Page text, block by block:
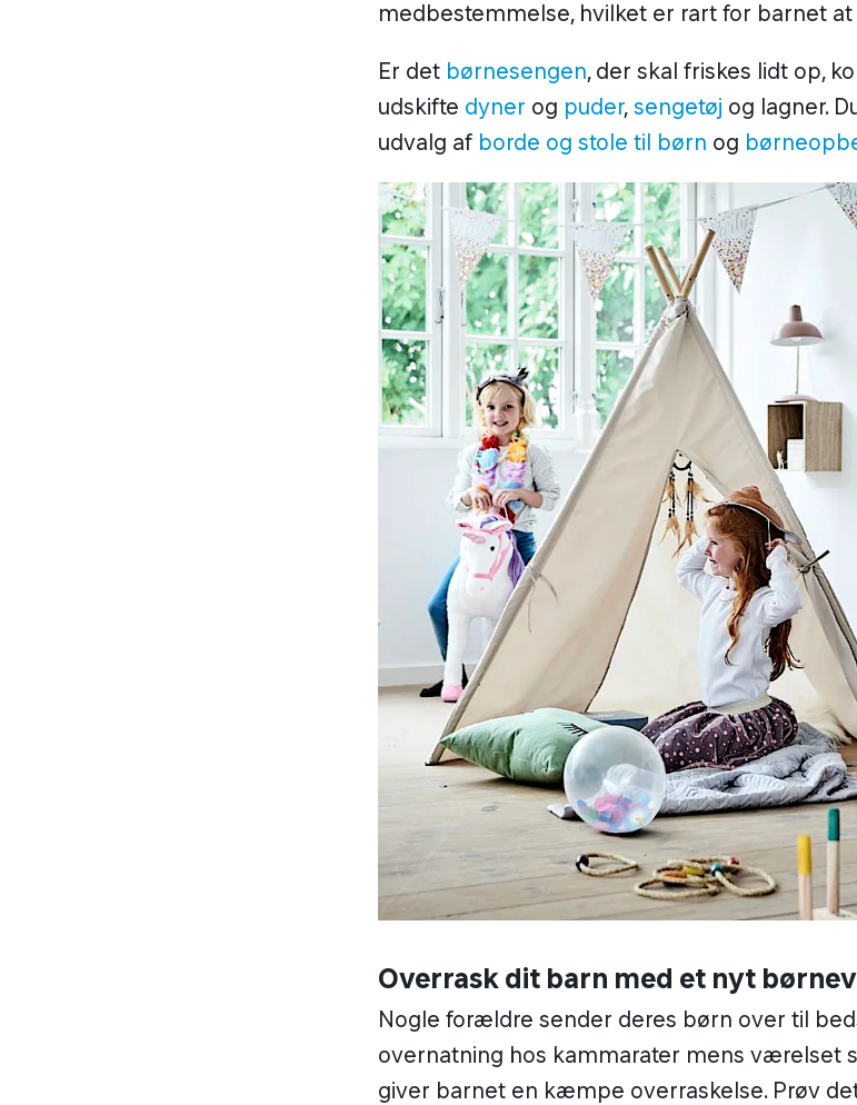
medbestemmelse, hvilket er rart for barnet at
Er det børnesengen, der skal friskes lidt op,
udskifte dyner og puder, sengetøj og lagner.
udvalg af borde og stole til børn og
Overrask dit barn med et nyt
Nogle forældre sender deres børn over til
overnatning hos kammarater mens værelset
giver barnet en kæmpe overraskelse. Prøv